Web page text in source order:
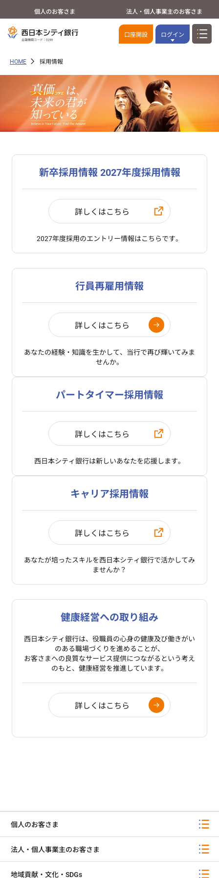
個人のお客さま 法人・個人事業主のお客さま
口座開設 ログイン
HOME 採用情報
新卒採用情報 2027年度採用情報
詳しくはこちら
2027年度採用のエントリー情報はこちらです。
行員再雇用情報
詳しくはこちら
あなたの経験・知識を生かして、 当行で再び輝いてみま
せんか。
パートタイマー採用情報
詳しくはこちら
西日本シティ銀行は新しいあなたを応援します。
キャリア採用情報
詳しくはこちら
あなたが培ったスキルを西日本シティ銀行で活かしてみ
ませんか？
健康経営への取り組み
西日本シティ銀行は、役職員の心身の健康及び働きがい
のある職場づくりを進めることが、
お客さまへの良質なサービス提供につながるという考え
のもと、健康経営を推進しています。
詳しくはこちら
個人のお客さま
法人・個人事業主のお客さま
地域貢献・文化・SDGs